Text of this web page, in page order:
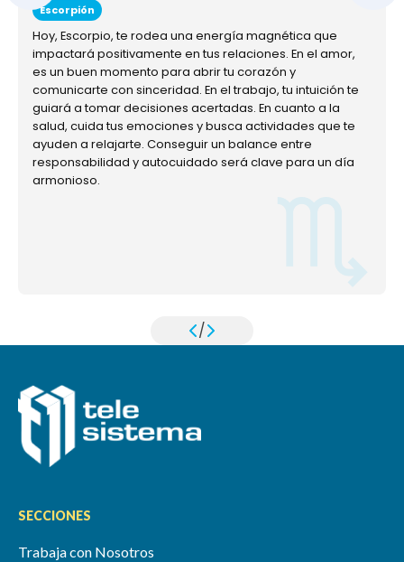
Escorpión
Hoy, Escorpio, te rodea una energía magnética que
impactará positivamente en tus relaciones. En el amor,
es un buen momento para abrir tu corazón y
comunicarte con sinceridad. En el trabajo, tu intuición te
guiará a tomar decisiones acertadas. En cuanto a la
salud, cuida tus emociones y busca actividades que te
ayuden a relajarte. Conseguir un balance entre
responsabilidad y autocuidado será clave para un día
armonioso.
/
SECCIONES
Trabaja con Nosotros